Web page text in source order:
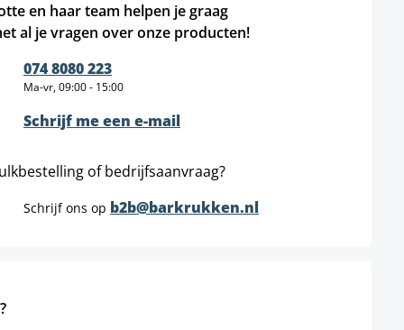
en haar team helpen je graag
al je vragen over onze producten!
074 8080 223
Ma-vr, 09:00 - 15:00
Schrijf me een e-mail
of bedrijfsaanvraag?
Schrijf ons op b2b@barkrukken.nl